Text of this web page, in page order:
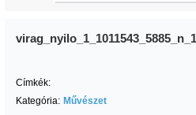
Címkék:
Kategória: Művészet